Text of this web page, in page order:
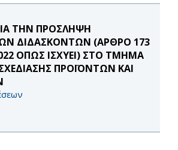
ΤΗΝ ΠΡΟΣΛΗΨΗ
ΔΙΔΑΣΚΟΝΤΩΝ (ΑΡΘΡΟ 173
ΟΠΩΣ ΙΣΧΥΕΙ) ΣΤΟ ΤΜΗΜΑ
ΠΡΟΪΟΝΤΩΝ ΚΑΙ